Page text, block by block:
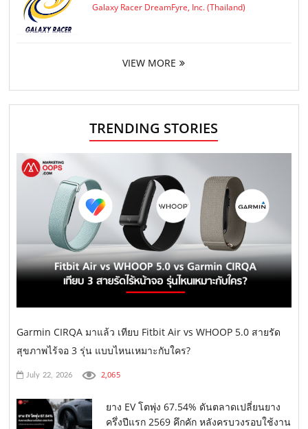
Galaxy Racer DreamFyre, Inc. (Thailand)
VIEW MORE
TRENDING STORIES
Garmin CIRQA มาแล้ว เทียบ Fitbit Air vs WHOOP 5.0 สายรัด
สุขภาพไร้จอ 3 รุ่น แบบไหนเหมาะกับใคร?
July 22, 2026 2,065
ยาง EV โตพุ่ง 67.54% ดันตลาดเปลี่ยนยาง
ครึ่งปีแรก 2569 คึกคัก หลังครบวงรอบใช้งาน